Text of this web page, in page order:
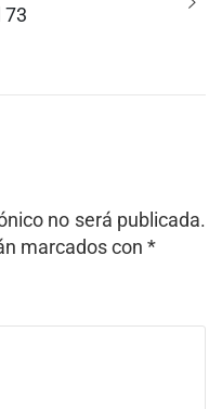
73
no será publicada.
marcados con *